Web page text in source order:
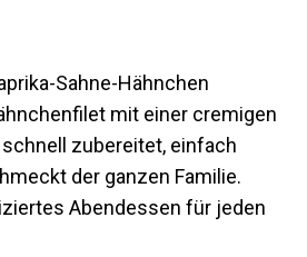
Sahne-Hähnchen
mit einer cremigen
zubereitet, einfach
der ganzen Familie.
Abendessen für jeden